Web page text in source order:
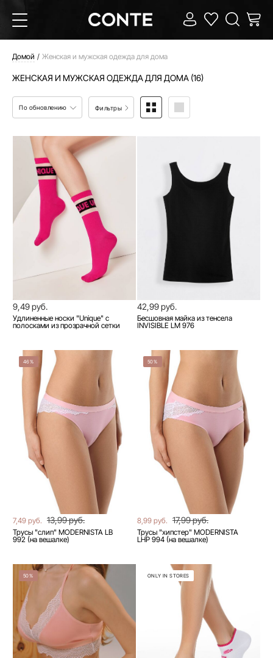
Домой Женская и мужская одежда для дома
ЖЕНСКАЯ И МУЖСКАЯ ОДЕЖДА ДЛЯ ДОМА (16)
По обновлению Фильтры
9,49 руб.
Удлиненные носки "Unique" с
полосками из прозрачной сетки
42,99 руб.
Бесшовная майка из тенсела
INVISIBLE LM 976
46%
7,49 руб. 13,99 руб.
Трусы "слип" MODERNISTA LB
992 (на вешалке)
50%
8,99 руб. 17,99 руб.
Трусы "хипстер" MODERNISTA
LHP 994 (на вешалке)
50% ONLY IN STORES